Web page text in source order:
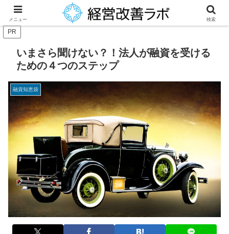
中小企業経営者に役立つ財務改善等のノウハウを提供
PR
いまさら聞けない？！法人が融資を受ける
ための４つのステップ
融資知恵袋
メニュー 検索